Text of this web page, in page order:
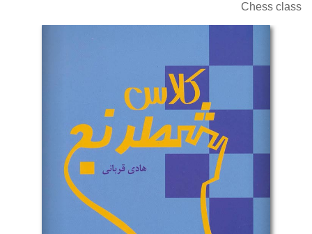
Chess class